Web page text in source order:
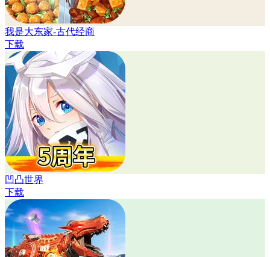
我是大东家-古代经商
下载
凹凸世界
下载